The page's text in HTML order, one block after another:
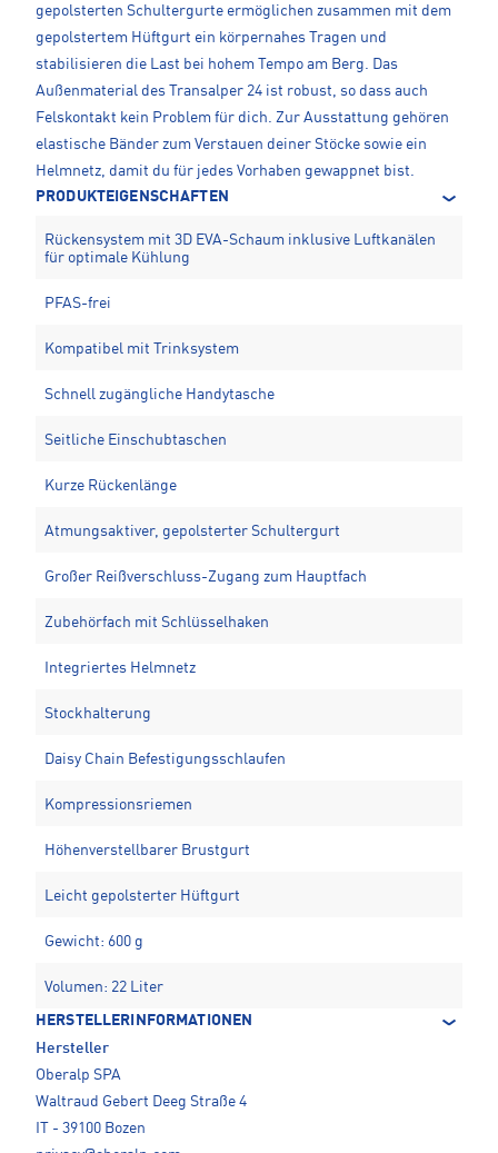
gepolsterten Schultergurte ermöglichen zusammen mit dem
gepolstertem Hüftgurt ein körpernahes Tragen und
stabilisieren die Last bei hohem Tempo am Berg. Das
Außenmaterial des Transalper 24 ist robust, so dass auch
Felskontakt kein Problem für dich. Zur Ausstattung gehören
elastische Bänder zum Verstauen deiner Stöcke sowie ein
Helmnetz, damit du für jedes Vorhaben gewappnet bist.
PRODUKTEIGENSCHAFTEN
Rückensystem mit 3D EVA-Schaum inklusive Luftkanälen
für optimale Kühlung
PFAS-frei
Kompatibel mit Trinksystem
Schnell zugängliche Handytasche
Seitliche Einschubtaschen
Kurze Rückenlänge
Atmungsaktiver, gepolsterter Schultergurt
Großer Reißverschluss-Zugang zum Hauptfach
Zubehörfach mit Schlüsselhaken
Integriertes Helmnetz
Stockhalterung
Daisy Chain Befestigungsschlaufen
Kompressionsriemen
Höhenverstellbarer Brustgurt
Leicht gepolsterter Hüftgurt
Gewicht: 600 g
Volumen: 22 Liter
HERSTELLERINFORMATIONEN
Hersteller
Oberalp SPA
Waltraud Gebert Deeg Straße 4
IT - 39100 Bozen